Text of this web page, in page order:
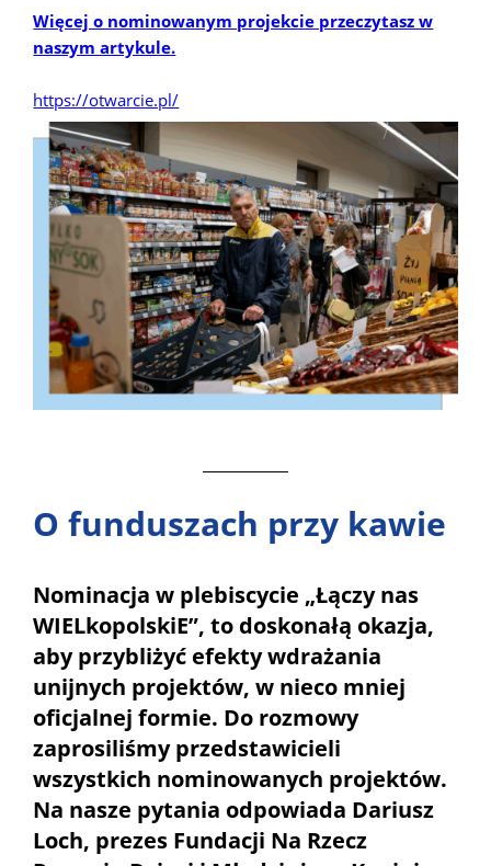
Więcej o nominowanym projekcie przeczytasz w
naszym artykule.
https://otwarcie.pl/
O funduszach przy kawie
Nominacja w plebiscycie „Łączy nas
WIELkopolskiE”, to doskonałą okazja,
aby przybliżyć efekty wdrażania
unijnych projektów, w nieco mniej
oficjalnej formie. Do rozmowy
zaprosiliśmy przedstawicieli
wszystkich nominowanych projektów.
Na nasze pytania odpowiada Dariusz
Loch, prezes Fundacji Na Rzecz